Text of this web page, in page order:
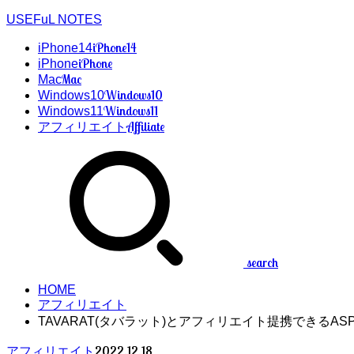
USEFuL NOTES
iPhone14iPhone14
iPhoneiPhone
MacMac
Windows10Windows10
Windows11Windows11
アフィリエイトAffiliate
search
HOME
アフィリエイト
TAVARAT(タバラット)とアフィリエイト提携できる
アフィリエイト 2022.12.18